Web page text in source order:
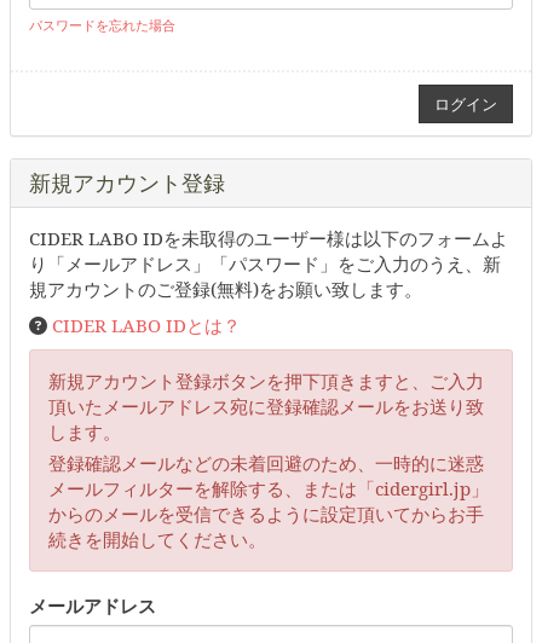
パスワードを忘れた場合
新規アカウント登録
CIDER LABO IDを未取得のユーザー様は以下のフォームよ
り「メールアドレス」「パスワード」をご入力のうえ、新
規アカウントのご登録(無料)をお願い致します。
CIDER LABO IDとは？
新規アカウント登録ボタンを押下頂きますと、ご入力
頂いたメールアドレス宛に登録確認メールをお送り致
します。
登録確認メールなどの未着回避のため、一時的に迷惑
メールフィルターを解除する、または「cidergirl.jp」
からのメールを受信できるように設定頂いてからお手
続きを開始してください。
メールアドレス